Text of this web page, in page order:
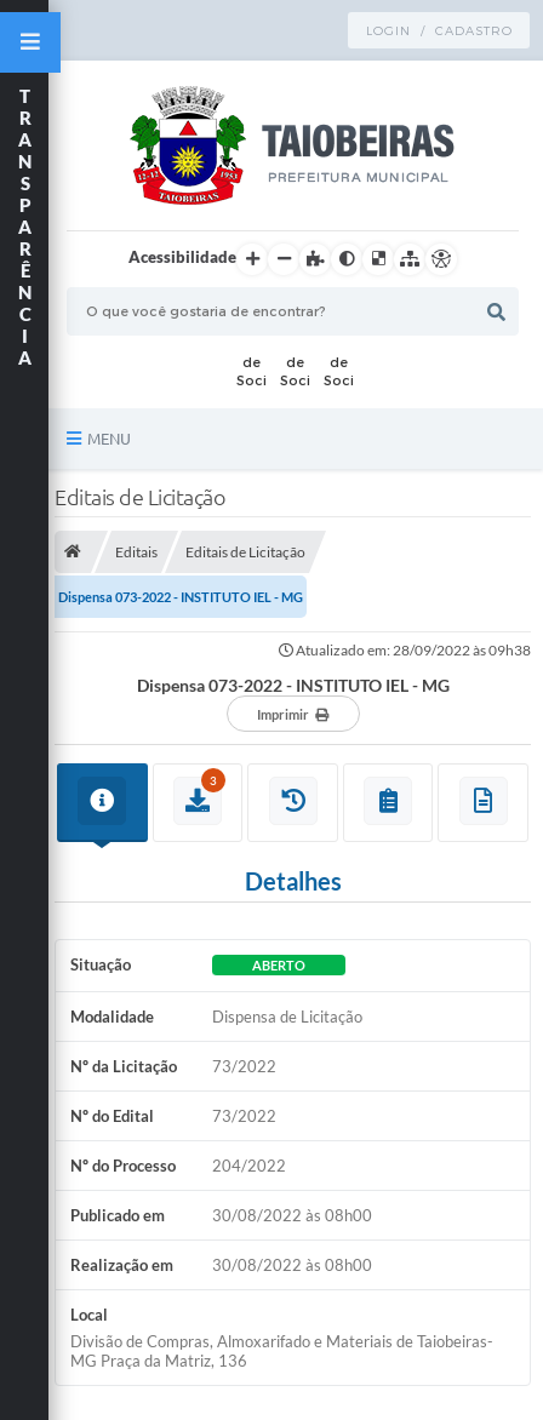
LOGIN / CADASTRO
Acessibilidade
MENU
Principal
A Nossa Cidade
Formulários
Conselho Tutelar.
Carta de Serviços
Obras
Emprega
Agenda
Serviços Online
T
R
A
N
S
P
A
R
Ê
N
C
I
A
Editais de Licitação
Editais Editais de Licitação
Dispensa 073-2022 - INSTITUTO IEL - MG
Atualizado em: 28/09/2022 às 09h38
Dispensa 073-2022 - INSTITUTO IEL - MG
Imprimir
3
Detalhes
Situação ABERTO
Modalidade Dispensa de Licitação
Nº da Licitação 73/2022
Nº do Edital 73/2022
Nº do Processo 204/2022
Publicado em 30/08/2022 às 08h00
Realização em 30/08/2022 às 08h00
Local
Divisão de Compras, Almoxarifado e Materiais de Taiobeiras-
MG Praça da Matriz, 136